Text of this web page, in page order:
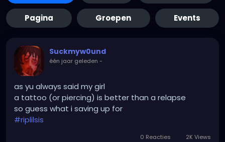
Pagina Groepen Events
Suckmyw0und
één jaar geleden -
as yu always said my girl
a tattoo (or piercing) is better than a relapse
so guess what i saving up for
#riplilsis
0 Reacties 2K Views